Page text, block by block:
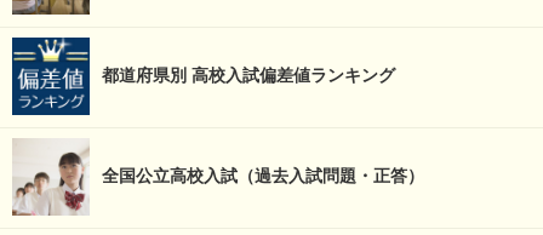
都道府県別 高校入試偏差値ランキング
全国公立高校入試（過去入試問題・正答）